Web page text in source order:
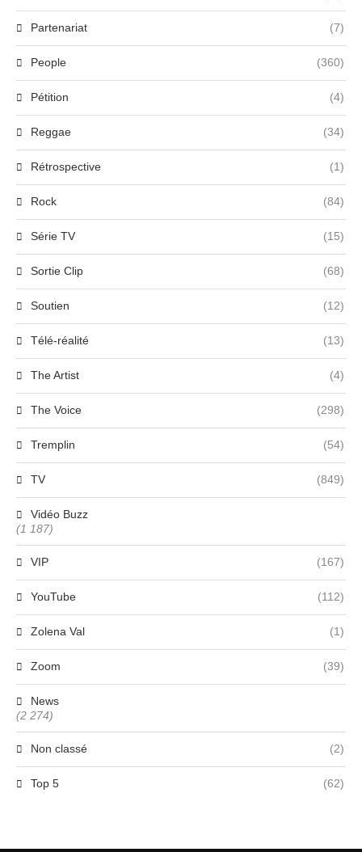
Partenariat (7)
People (360)
Pétition (4)
Reggae (34)
Rétrospective (1)
Rock (84)
Série TV (15)
Sortie Clip (68)
Soutien (12)
Télé-réalité (13)
The Artist (4)
The Voice (298)
Tremplin (54)
TV (849)
Vidéo Buzz
(1 187)
VIP (167)
YouTube (112)
Zolena Val (1)
Zoom (39)
News
(2 274)
Non classé (2)
Top 5 (62)